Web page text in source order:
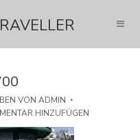
VON ADMIN
HINZUFÜGEN